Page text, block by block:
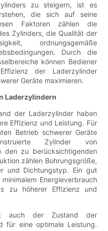
zu steigern, ist es
die sich auf seine
Faktoren zählen die
Zylinders, die Qualität der
ordnungsgemäße
Durch die
können Bediener
der Laderzylinder
Geräte maximieren.
Laderzylindern
der Laderzylinder haben
Effizienz und Leistung. Für
Betrieb schwerer Geräte
Zylinder von
den zu berücksichtigenden
zählen Bohrungsgröße,
und Dichtungstyp. Ein gut
Energieverbrauch
zu höherer Effizienz und
auch der Zustand der
für eine optimale Leistung.